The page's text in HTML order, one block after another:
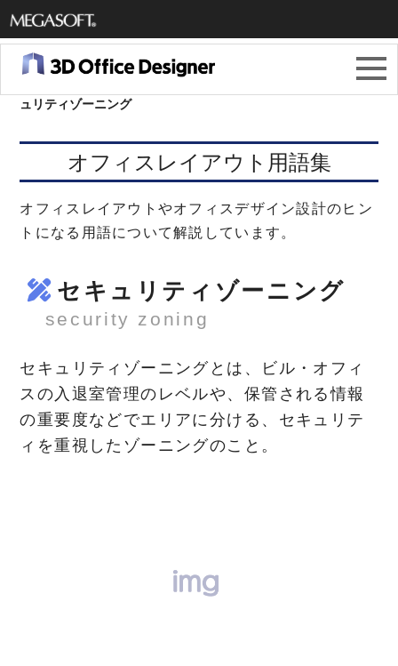
メガソ
フト株
式会社
ュリティゾーニング
オフィスレイアウト用語集
オフィスレイアウトやオフィスデザイン設計のヒン
トになる用語について解説しています。
セキュリティゾーニング
security zoning
セキュリティゾーニングとは、ビル・オフィ
スの入退室管理のレベルや、保管される情報
の重要度などでエリアに分ける、セキュリテ
ィを重視したゾーニングのこと。